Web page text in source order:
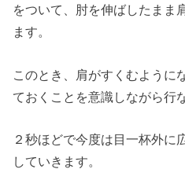
をついて、肘を伸ばしたまま
ます。
このとき、肩がすくむように
ておくことを意識しながら行
２秒ほどで今度は目一杯外に
していきます。